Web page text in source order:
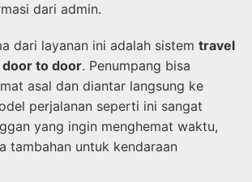
dari admin.
dari layanan ini adalah sistem travel
to door. Penumpang bisa
asal dan diantar langsung ke
perjalanan seperti ini sangat
yang ingin menghemat waktu,
tambahan untuk kendaraan